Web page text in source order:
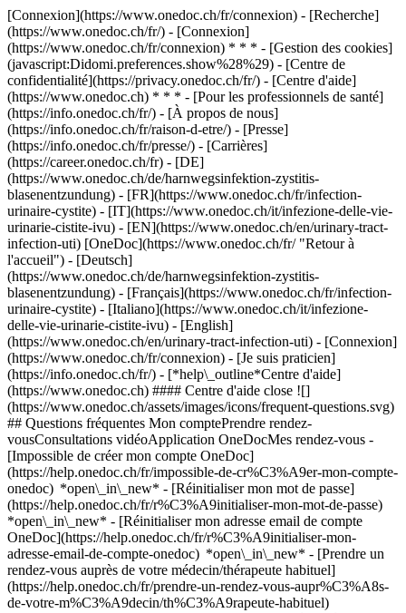
[Connexion](https://www.onedoc.ch/fr/connexion) - [Recherche]
(https://www.onedoc.ch/fr/) - [Connexion]
(https://www.onedoc.ch/fr/connexion) * * * - [Gestion des cookies]
(javascript:Didomi.preferences.show%28%29) - [Centre de
confidentialité](https://privacy.onedoc.ch/fr/) - [Centre d'aide]
(https://www.onedoc.ch) * * * - [Pour les professionnels de santé]
(https://info.onedoc.ch/fr/) - [À propos de nous]
(https://info.onedoc.ch/fr/raison-d-etre/) - [Presse]
(https://info.onedoc.ch/fr/presse/) - [Carrières]
(https://career.onedoc.ch/fr) - [DE]
(https://www.onedoc.ch/de/harnwegsinfektion-zystitis-
blasenentzundung) - [FR](https://www.onedoc.ch/fr/infection-
urinaire-cystite) - [IT](https://www.onedoc.ch/it/infezione-delle-vie-
urinarie-cistite-ivu) - [EN](https://www.onedoc.ch/en/urinary-tract-
infection-uti) [OneDoc](https://www.onedoc.ch/fr/ "Retour à
l'accueil") - [Deutsch]
(https://www.onedoc.ch/de/harnwegsinfektion-zystitis-
blasenentzundung) - [Français](https://www.onedoc.ch/fr/infection-
urinaire-cystite) - [Italiano](https://www.onedoc.ch/it/infezione-
delle-vie-urinarie-cistite-ivu) - [English]
(https://www.onedoc.ch/en/urinary-tract-infection-uti) - [Connexion]
(https://www.onedoc.ch/fr/connexion) - [Je suis praticien]
(https://info.onedoc.ch/fr/) - [*help\_outline*Centre d'aide]
(https://www.onedoc.ch) #### Centre d'aide close ![]
(https://www.onedoc.ch/assets/images/icons/frequent-questions.svg)
## Questions fréquentes Mon comptePrendre rendez-
vousConsultations vidéoApplication OneDocMes rendez-vous -
[Impossible de créer mon compte OneDoc]
(https://help.onedoc.ch/fr/impossible-de-cr%C3%A9er-mon-compte-
onedoc) *open\_in\_new* - [Réinitialiser mon mot de passe]
(https://help.onedoc.ch/fr/r%C3%A9initialiser-mon-mot-de-passe)
*open\_in\_new* - [Réinitialiser mon adresse email de compte
OneDoc](https://help.onedoc.ch/fr/r%C3%A9initialiser-mon-
adresse-email-de-compte-onedoc) *open\_in\_new* - [Prendre un
rendez-vous auprès de votre médecin/thérapeute habituel]
(https://help.onedoc.ch/fr/prendre-un-rendez-vous-aupr%C3%A8s-
de-votre-m%C3%A9decin/th%C3%A9rapeute-habituel)